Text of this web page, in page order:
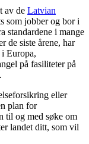
av de Latvian
som jobber og bor i
standardene i mange
de siste årene, har
i Europa,
på fasiliteter på
eller
plan for
til og med søke om
landet ditt, som vil